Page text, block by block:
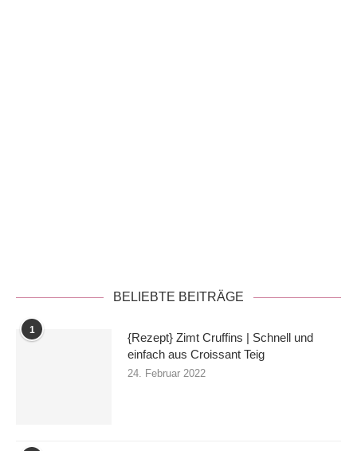
BELIEBTE BEITRÄGE
1
{Rezept} Zimt Cruffins | Schnell und
einfach aus Croissant Teig
24. Februar 2022